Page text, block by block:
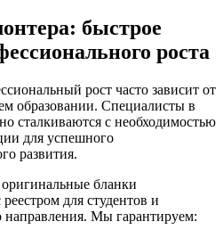
быстрое
роста
рост часто зависит от
образовании. Специалисты в
сталкиваются с необходимостью
для успешного
развития.
бланки
для студентов и
направления. Мы гарантируем: